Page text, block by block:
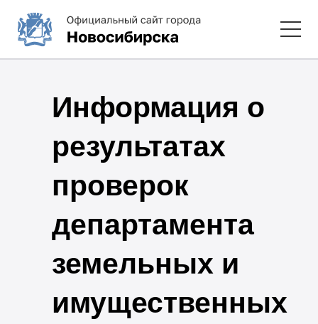
Информация о
результатах
проверок
департамента
земельных и
имущественных